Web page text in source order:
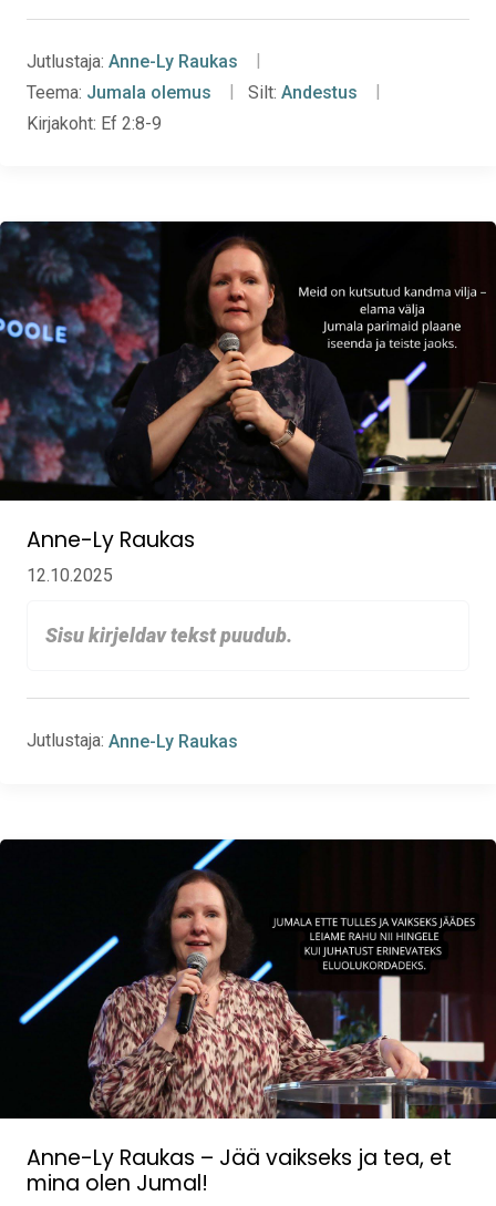
Jutlustaja: Anne-Ly Raukas
Teema: Jumala olemus Silt: Andestus
Kirjakoht: Ef 2:8-9
Anne-Ly Raukas
12.10.2025
Sisu kirjeldav tekst puudub.
Jutlustaja: Anne-Ly Raukas
Anne-Ly Raukas – Jää vaikseks ja tea, et
mina olen Jumal!